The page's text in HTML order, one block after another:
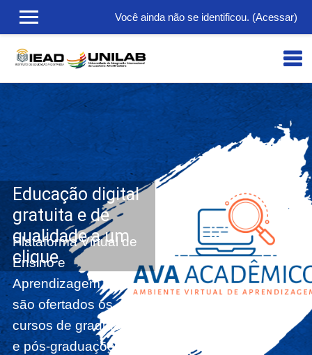
Você ainda não se identificou. (Acessar)
Educação digital
gratuita e de
qualidade a um
clique
Plataforma Virtual de
Ensino e
Aprendizagem onde
são ofertados os
cursos de graduação
e pós-graduações na